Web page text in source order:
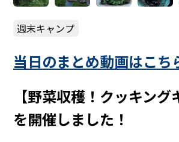
週末キャンプ
当日のまとめ動画はこち
【野菜収穫！クッキング
を開催しました！